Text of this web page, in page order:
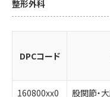
整形外科
DPCコード
160800xx0 股関節・